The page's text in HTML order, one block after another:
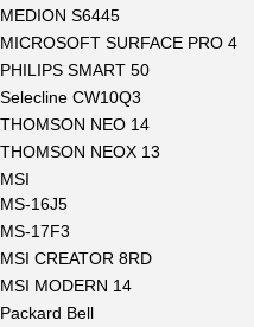
MEDION S6445
MICROSOFT SURFACE PRO 4
PHILIPS SMART 50
Selecline CW10Q3
THOMSON NEO 14
THOMSON NEOX 13
MSI
MS-16J5
MS-17F3
MSI CREATOR 8RD
MSI MODERN 14
Packard Bell